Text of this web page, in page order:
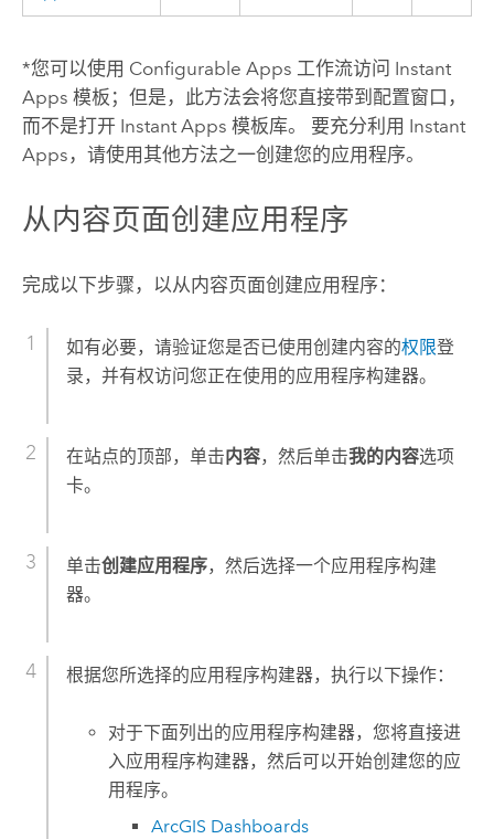
*您可以使用 Configurable Apps 工作流访问 Instant
Apps 模板；但是，此方法会将您直接带到配置窗口，
而不是打开 Instant Apps 模板库。 要充分利用 Instant
Apps ，请使用其他方法之一创建您的应用程序。
从内容页面创建应用程序
完成以下步骤，以从内容页面创建应用程序：
如有必要，请验证您是否已使用创建内容的权限登
录，并有权访问您正在使用的应用程序构建器。
在站点的顶部，单击内容，然后单击我的内容选项
卡。
单击创建应用程序，然后选择一个应用程序构建
器。
根据您所选择的应用程序构建器，执行以下操作：
对于下面列出的应用程序构建器，您将直接进
入应用程序构建器，然后可以开始创建您的应
用程序。
ArcGIS Dashboards